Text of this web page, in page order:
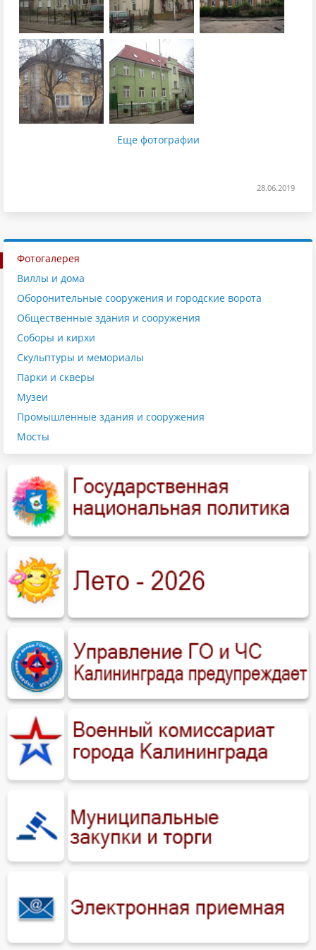
Еще фотографии
28.06.2019
Фотогалерея
Виллы и дома
Оборонительные сооружения и городские ворота
Общественные здания и сооружения
Соборы и кирхи
Скульптуры и мемориалы
Парки и скверы
Музеи
Промышленные здания и сооружения
Мосты